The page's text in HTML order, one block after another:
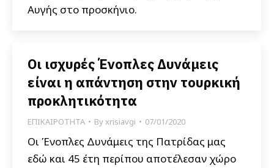
Αυγής στο προσκήνιο.
Οι ισχυρές Ένοπλες Δυνάμεις
είναι η απάντηση στην τουρκική
προκλητικότητα
ΕΠΙΚΑΙΡΟΤΗΤΑ Byxrisiavgi 07/01/2020
Οι Ένοπλες Δυνάμεις της Πατρίδας μας
εδώ και 45 έτη περίπου αποτέλεσαν χώρο